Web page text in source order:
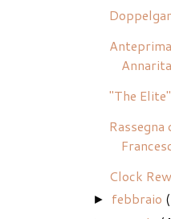
"The
Clock
► febbraio